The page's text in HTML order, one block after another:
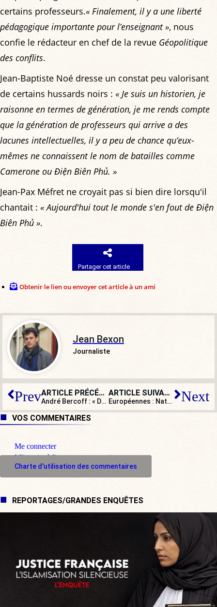
certains professeurs.« Finalement, il y a une liberté
pédagogique importante pour l’enseignant », nous
confie le rédacteur en chef de la revue Géopolitique
des conflits.
Jean-Baptiste Noé dresse un constat peu valorisant
de certains hussards noirs : « Je suis un historien, je
raisonne en termes de génération, je me rends compte
que la génération de professeurs qui arrive a des
lacunes intellectuelles, il y a peu de chance qu’eux-
mêmes ne connaissent le nom de batailles comme
Camerone ou Ðiện Biên Phủ. »
Jean-Pax Méfret ne croyait pas si bien dire lorsqu'il
chantait : « Aujourd'hui tout le monde s'en fout de Ðiện
Biên Phủ ».
Partager cet article
Obtenir le lien ou envoyer cet article à un ami
Jean Bexon
Journaliste
Prev ARTICLE PRÉCÉDENT
André Bercoff : « Donald Trump s’est attaqué aux problèmes de l’Amérique des oubliés ! »
ARTICLE SUIVANT
Européennes : Nathalie Loiseau se croit au débarquement de Normandie ! Next
VOS COMMENTAIRES
Me connecter
M'inscrire à l'espace commentaire
Charte d'utilisation des commentaires
REPORTAGES/GRANDES ENQUÊTES